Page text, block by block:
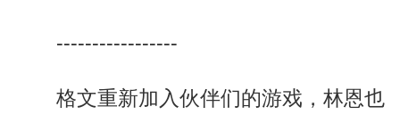
-----------------
格文重新加入伙伴们的游戏，林恩也